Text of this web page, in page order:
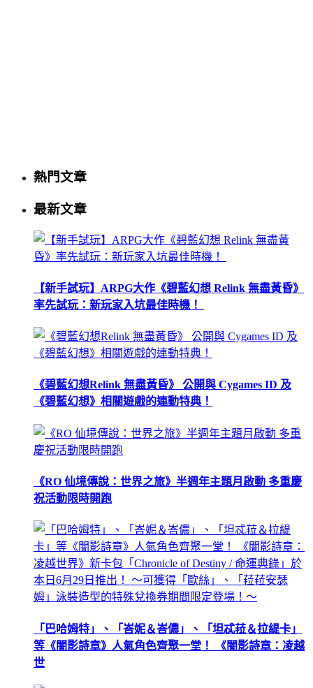
熱門文章
最新文章
【新手試玩】ARPG大作《碧藍幻想 Relink 無盡黃昏》
率先試玩：新玩家入坑最佳時機！
《碧藍幻想Relink 無盡黃昏》 公開與 Cygames ID 及
《碧藍幻想》相關遊戲的連動特典！
《RO 仙境傳說：世界之旅》半週年主題月啟動 多重慶
祝活動限時開跑
「巴哈姆特」、「峇妮＆峇儂」、「坦忒菈＆拉緹卡」
等《闇影詩章》人氣角色齊聚一堂！ 《闇影詩章：凌越
世